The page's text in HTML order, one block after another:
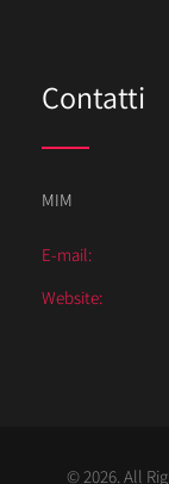
Contatti
MIM
E-mail:
Website:
© 2026. All